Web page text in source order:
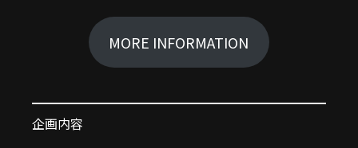
MORE INFORMATION
企画内容